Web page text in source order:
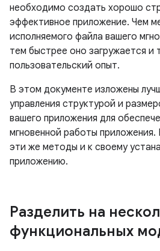
необходимо создать хорошо
эффективное приложение. Чем
исполняемого файла вашего
тем быстрее оно загружается и
пользовательский опыт.
В этом документе изложены
управления структурой и
вашего приложения для
мгновенной работы
эти же методы и к своему
приложению.
Разделить на
функциональных